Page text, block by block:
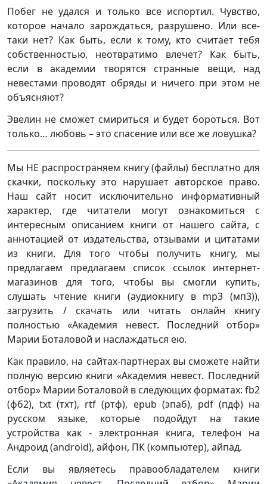
Побег не удался и только все испортил. Чувство,
которое начало зарождаться, разрушено. Или все-
таки нет? Как быть, если к тому, кто считает тебя
собственностью, неотвратимо влечет? Как быть,
если в академии творятся странные вещи, над
невестами проводят обряды и ничего при этом не
объясняют?
Эвелин не сможет смириться и будет бороться. Вот
только… любовь – это спасение или все же ловушка?
Мы НЕ распространяем книгу (файлы) бесплатно для
скачки, поскольку это нарушает авторское право.
Наш сайт носит исключительно информативный
характер, где читатели могут ознакомиться с
интересным описанием книги от нашего сайта, с
аннотацией от издательства, отзывами и цитатами
из книги. Для того чтобы получить книгу, мы
предлагаем предлагаем список ссылок интернет-
магазинов для того, чтобы вы смогли купить,
слушать чтение книги (аудиокнигу в mp3 (мп3)),
загрузить / скачать или читать онлайн книгу
полностью «Академия невест. Последний отбор»
Марии Боталовой и наслаждаться ею.
Как правило, на сайтах-партнерах вы сможете найти
полную версию книги «Академия невест. Последний
отбор» Марии Боталовой в следующих форматах: fb2
(фб2), txt (тхт), rtf (ртф), epub (эпаб), pdf (пдф) на
русском языке, которые подойдут на такие
устройства как - электронная книга, телефон на
Андроид (android), айфон, ПК (компьютер), айпад.
Если вы являетесь правообладателем книги